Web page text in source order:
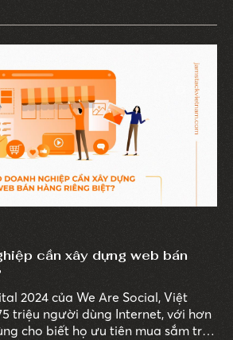
cần xây dựng web bán
2024 của We Are Social, Việt
triệu người dùng Internet, với hơn
cho biết họ ưu tiên mua sắm trực